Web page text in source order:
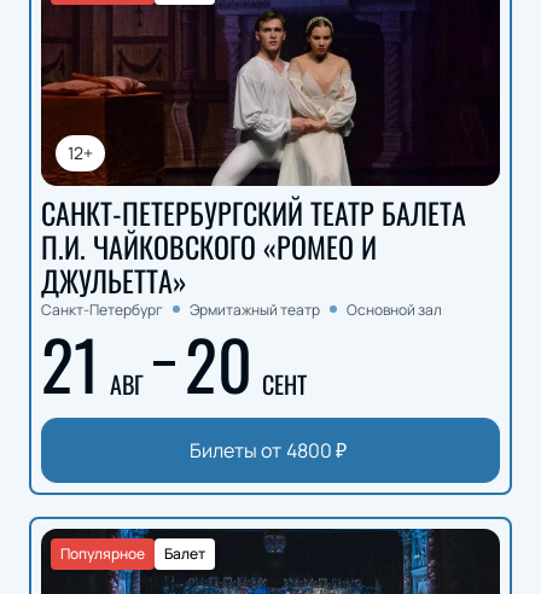
12+
САНКТ-ПЕТЕРБУРГСКИЙ ТЕАТР БАЛЕТА
П.И. ЧАЙКОВСКОГО «РОМЕО И
ДЖУЛЬЕТТА»
Санкт-Петербург Эрмитажный театр Основной зал
21 АВГ 20 СЕНТ
Билеты от4800₽
Балет
Популярное